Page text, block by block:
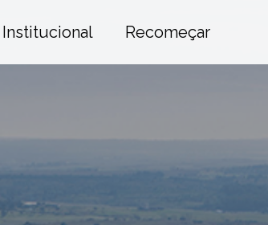
Institucional Recomeçar